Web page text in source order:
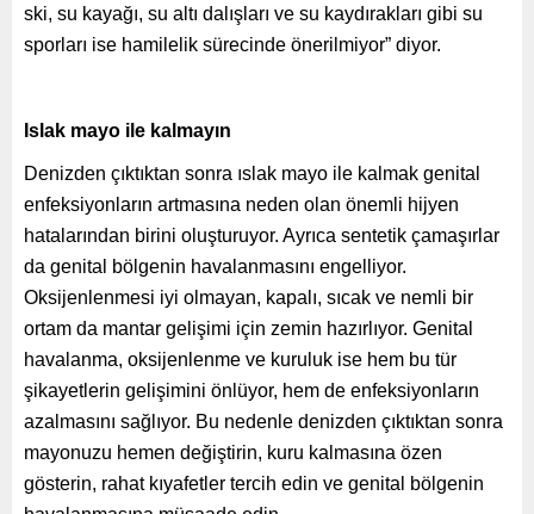
ski, su kayağı, su altı dalışları ve su kaydırakları gibi su
sporları ise hamilelik sürecinde önerilmiyor” diyor.
Islak mayo ile kalmayın
Denizden çıktıktan sonra ıslak mayo ile kalmak genital
enfeksiyonların artmasına neden olan önemli hijyen
hatalarından birini oluşturuyor. Ayrıca sentetik çamaşırlar
da genital bölgenin havalanmasını engelliyor.
Oksijenlenmesi iyi olmayan, kapalı, sıcak ve nemli bir
ortam da mantar gelişimi için zemin hazırlıyor. Genital
havalanma, oksijenlenme ve kuruluk ise hem bu tür
şikayetlerin gelişimini önlüyor, hem de enfeksiyonların
azalmasını sağlıyor. Bu nedenle denizden çıktıktan sonra
mayonuzu hemen değiştirin, kuru kalmasına özen
gösterin, rahat kıyafetler tercih edin ve genital bölgenin